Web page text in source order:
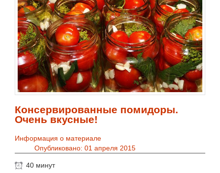
Консервированные помидоры.
Очень вкусные!
Информация о материале
Опубликовано: 01 апреля 2015
40 минут